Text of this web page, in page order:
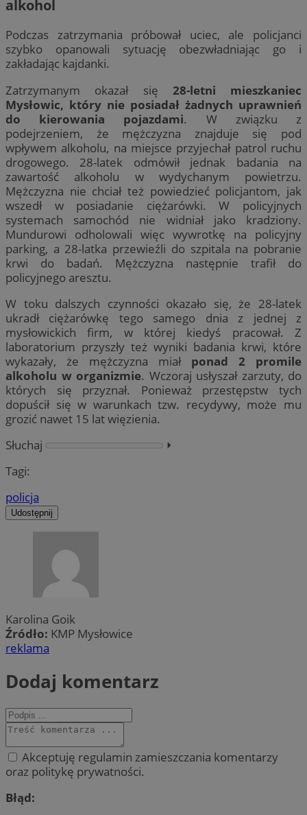
alkohol
Podczas zatrzymania próbował uciec, ale policjanci
szybko opanowali sytuację obezwładniając go i
zakładając kajdanki.
Zatrzymanym okazał się 28-letni mieszkaniec
Mysłowic, który nie posiadał żadnych uprawnień
do kierowania pojazdami. W związku z
podejrzeniem, że mężczyzna znajduje się pod
wpływem alkoholu, na miejsce przyjechał patrol ruchu
drogowego. 28-latek odmówił jednak badania na
zawartość alkoholu w wydychanym powietrzu.
Mężczyzna nie chciał też powiedzieć policjantom, jak
wszedł w posiadanie ciężarówki. W policyjnych
systemach samochód nie widniał jako kradziony.
Mundurowi odholowali więc wywrotkę na policyjny
parking, a 28-latka przewieźli do szpitala na pobranie
krwi do badań. Mężczyzna następnie trafił do
policyjnego aresztu.
W toku dalszych czynności okazało się, że 28-latek
ukradł ciężarówkę tego samego dnia z jednej z
mysłowickich firm, w której kiedyś pracował. Z
laboratorium przyszły też wyniki badania krwi, które
wykazały, że mężczyzna miał ponad 2 promile
alkoholu w organizmie. Wczoraj usłyszał zarzuty, do
których się przyznał. Ponieważ przestępstw tych
dopuścił się w warunkach tzw. recydywy, może mu
grozić nawet 15 lat więzienia.
Słuchaj
⏵︎
Tagi:
policja
Udostępnij
Karolina Goik
Źródło: KMP Mysłowice
reklama
Dodaj komentarz
Akceptuję regulamin zamieszczania komentarzy
oraz politykę prywatności.
Błąd: